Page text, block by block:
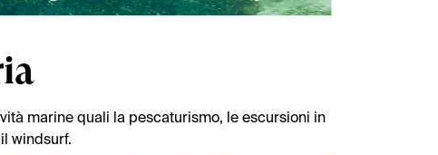
marine quali la pescaturismo, le escursioni in
windsurf.